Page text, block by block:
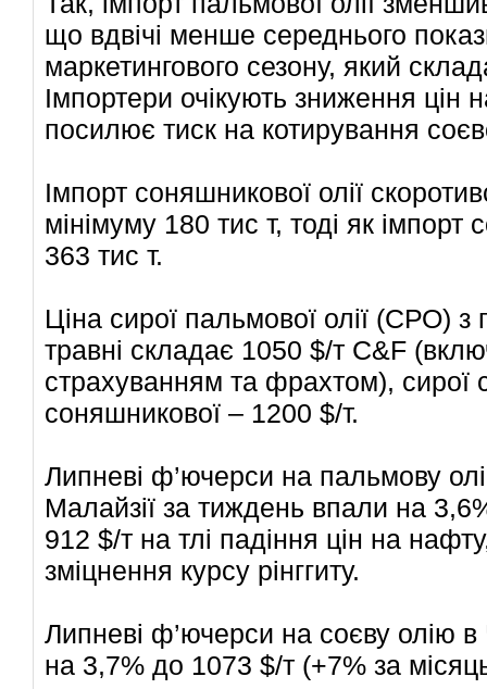
що вдвічі менше середнього
маркетингового сезону, який
Імпортери очікують зниження
посилює тиск на котирування
Імпорт соняшникової олії
мінімуму 180 тис т, тоді як імпорт
363 тис т.
Ціна сирої пальмової олії (СРО) з
травні складає 1050 $/т C&F
страхуванням та фрахтом), сирої
соняшникової – 1200 $/т.
Липневі ф’ючерси на пальмову
Малайзії за тиждень впали на
912 $/т на тлі падіння цін на
зміцнення курсу рінггиту.
Липневі ф’ючерси на соєву олію
на 3,7% до 1073 $/т (+7% за